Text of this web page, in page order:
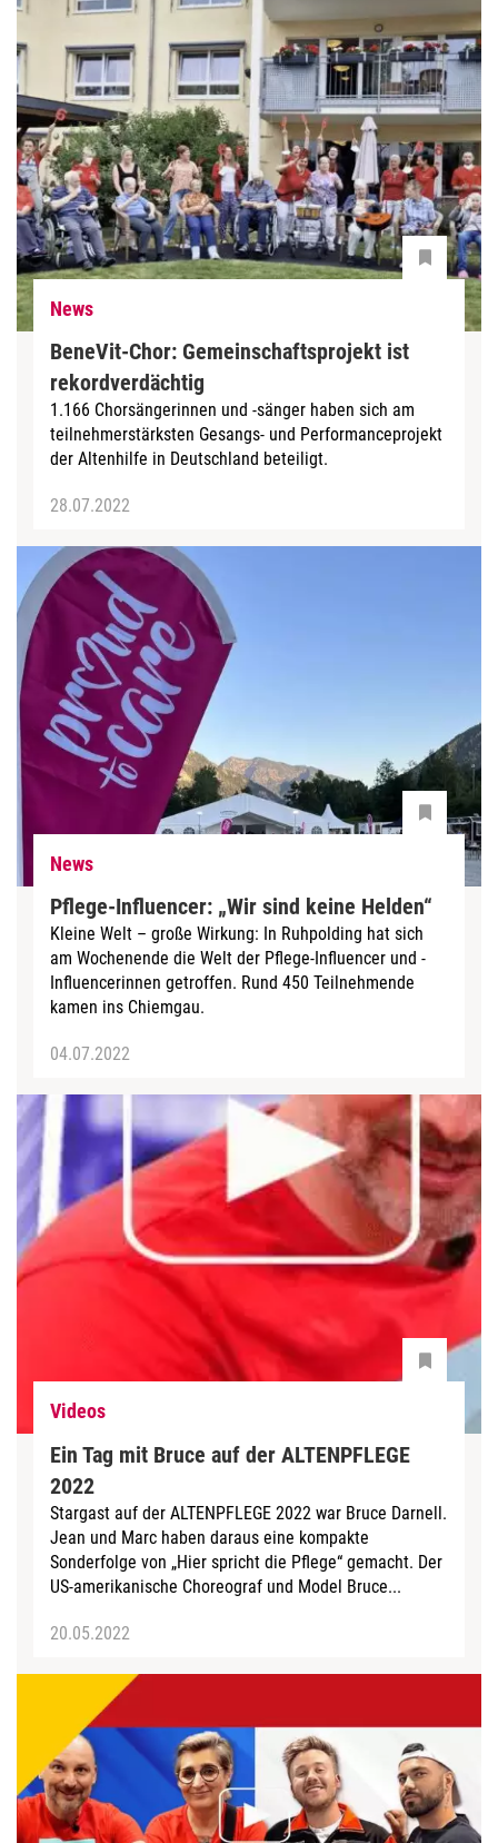
News
BeneVit-Chor: Gemeinschaftsprojekt ist
rekordverdächtig
1.166 Chorsängerinnen und -sänger haben sich am
teilnehmerstärksten Gesangs- und Performanceprojekt
der Altenhilfe in Deutschland beteiligt.
28.07.2022
News
Pflege-Influencer: „Wir sind keine Helden“
Kleine Welt – große Wirkung: In Ruhpolding hat sich
am Wochenende die Welt der Pflege-Influencer und -
Influencerinnen getroffen. Rund 450 Teilnehmende
kamen ins Chiemgau.
04.07.2022
Videos
Ein Tag mit Bruce auf der ALTENPFLEGE
2022
Stargast auf der ALTENPFLEGE 2022 war Bruce Darnell.
Jean und Marc haben daraus eine kompakte
Sonderfolge von „Hier spricht die Pflege“ gemacht. Der
US-amerikanische Choreograf und Model Bruce...
20.05.2022